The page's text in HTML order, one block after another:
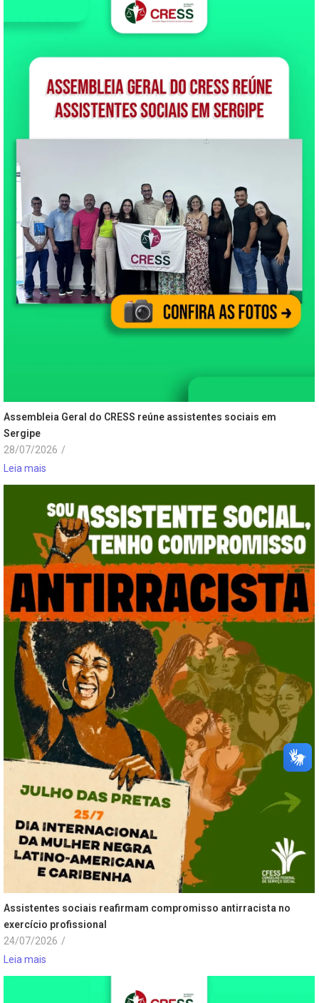
Assembleia Geral do CRESS reúne assistentes sociais em
Sergipe
28/07/2026 /
Leia mais
Assistentes sociais reafirmam compromisso antirracista no
exercício profissional
24/07/2026 /
Leia mais